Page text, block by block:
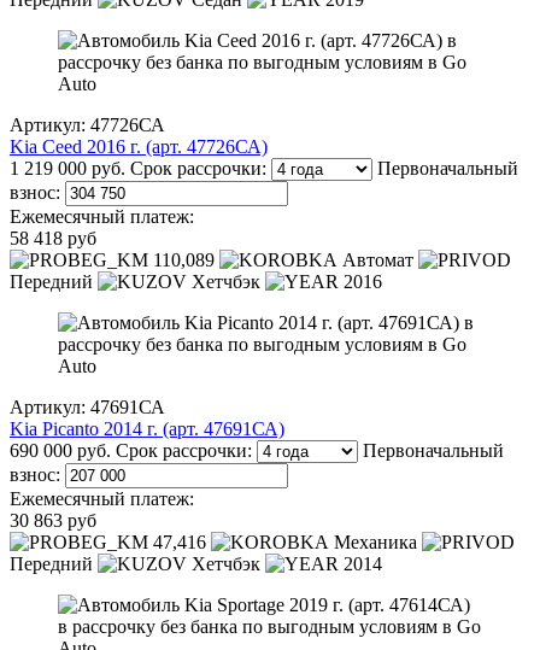
Артикул: 47726СА
Kia Ceed 2016 г. (арт. 47726СА)
1 219 000 руб. Срок рассрочки:
Первоначальный
взнос:
Ежемесячный платеж:
58 418 руб
110,089
Автомат
Передний
Хетчбэк 2016
Артикул: 47691СА
Kia Picanto 2014 г. (арт. 47691СА)
690 000 руб. Срок рассрочки:
Первоначальный
взнос:
Ежемесячный платеж:
30 863 руб
47,416
Механика
Передний
Хетчбэк 2014